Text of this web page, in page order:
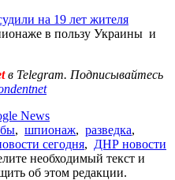
на 19 лет жителя
в пользу Украины и
в Telegram. Подписывайтесь
News
, шпионаж, разведка,
сегодня, ДНР новости
необходимый текст и
об этом редакции.